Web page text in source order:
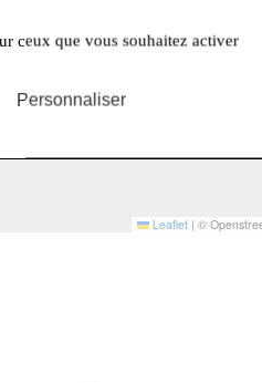
Leaflet | ©
ceux que vous souhaitez activer
Personnaliser